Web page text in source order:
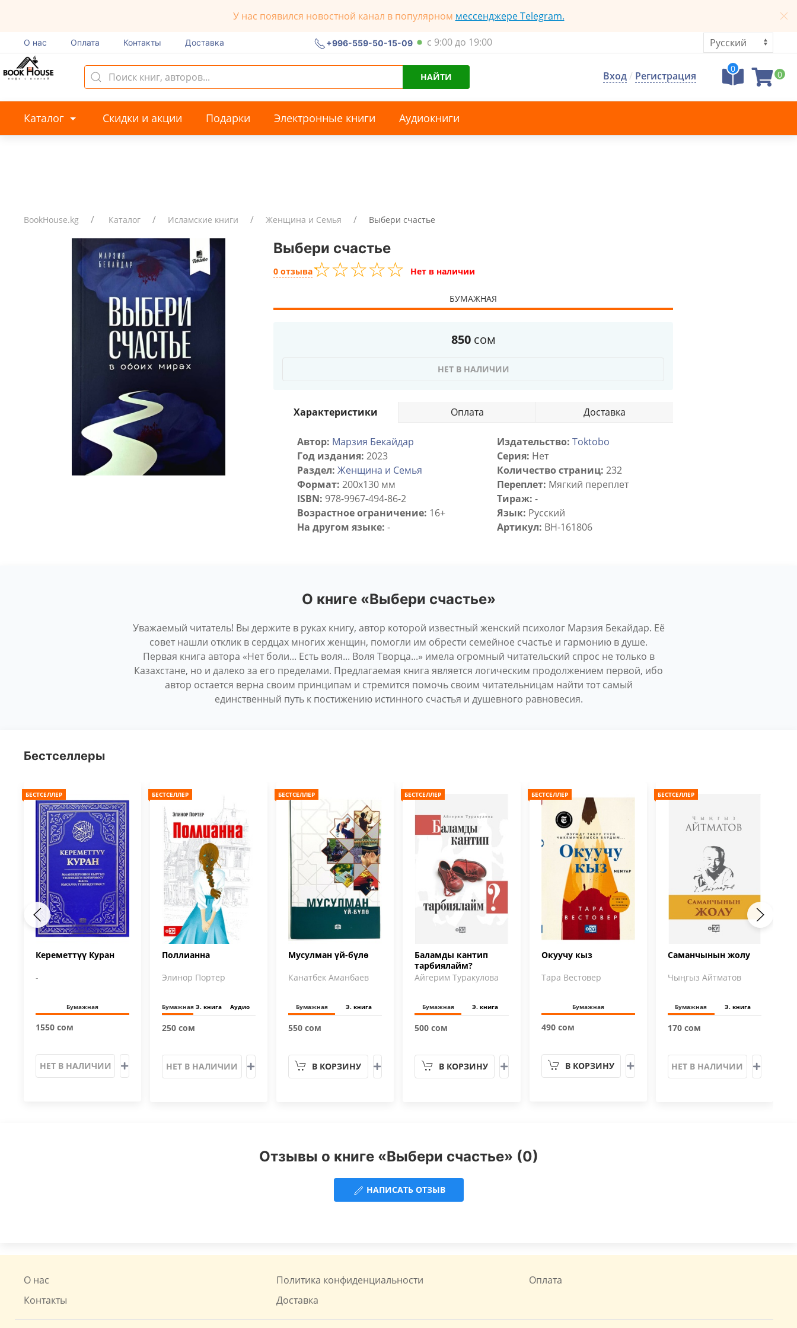
У нас появился новостной канал в популярном мессенджере Telegram.
О нас Оплата Контакты Доставка +996-559-50-15-09 с 9:00 до 19:00
НАЙТИ Вход/ Регистрация
0
0
Каталог Скидки и акции Подарки Электронные книги Аудиокниги
BookHouse.kg Каталог Исламские книги Женщина и Семья Выбери счастье
Выбери счастье
0 отзыва☆☆☆☆☆
★★★★★ Нет в наличии
БУМАЖНАЯ
850 сом
НЕТ В НАЛИЧИИ
Характеристики Оплата Доставка
Автор: Марзия Бекайдар Издательство: Toktobo
Год издания: 2023 Серия: Нет
Раздел: Женщина и Семья Количество страниц: 232
Формат: 200х130 мм Переплет: Мягкий переплет
ISBN: 978-9967-494-86-2 Тираж: -
Возрастное ограничение: 16+ Язык: Русский
На другом языке: - Артикул: BH-161806
О книге «Выбери счастье»
Уважаемый читатель! Вы держите в руках книгу, автор которой известный женский психолог Марзия Бекайдар. Её
совет нашли отклик в сердцах многих женщин, помогли им обрести семейное счастье и гармонию в душе.
Первая книга автора «Нет боли... Есть воля... Воля Творца...» имела огромный читательский спрос не только в
Казахстане, но и далеко за его пределами. Предлагаемая книга является логическим продолжением первой, ибо
автор остается верна своим принципам и стремится помочь своим читательницам найти тот самый
единственный путь к постижению истинного счастья и душевного равновесия.
Бестселлеры
БЕСТСЕЛЛЕР
Кереметтүү Куран
-
Бумажная
1550 сом
НЕТ В НАЛИЧИИ
БЕСТСЕЛЛЕР
Поллианна
Элинор Портер
Бумажная Э. книга Аудио
250 сом
НЕТ В НАЛИЧИИ
БЕСТСЕЛЛЕР
Мусулман үй-бүлө
Канатбек Аманбаев
Бумажная Э. книга
550 сом
В КОРЗИНУ
БЕСТСЕЛЛЕР
Баламды кантип
тарбиялайм?
Айгерим Туракулова
Бумажная Э. книга
500 сом
В КОРЗИНУ
БЕСТСЕЛЛЕР
Окуучу кыз
Тара Вестовер
Бумажная
490 сом
В КОРЗИНУ
БЕСТСЕЛЛЕР
Саманчынын жолу
Чыңгыз Айтматов
Бумажная Э. книга
170 сом
НЕТ В НАЛИЧИИ
Отзывы о книге «Выбери счастье» (0)
НАПИСАТЬ ОТЗЫВ
О нас Политика конфиденциальности
Оплата
Контакты
Доставка